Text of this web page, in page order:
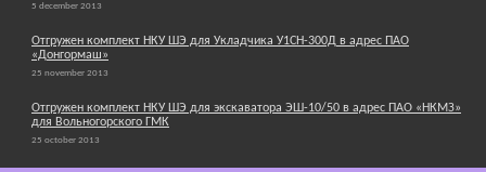
5 december 2013
Отгружен комплект НКУ ШЭ для Укладчика У1СН-300Д в адрес ПАО
«Донгормаш»
25 november 2013
Отгружен комплект НКУ ШЭ для экскаватора ЭШ-10/50 в адрес ПАО «НКМЗ»
для Вольногорского ГМК
25 october 2013